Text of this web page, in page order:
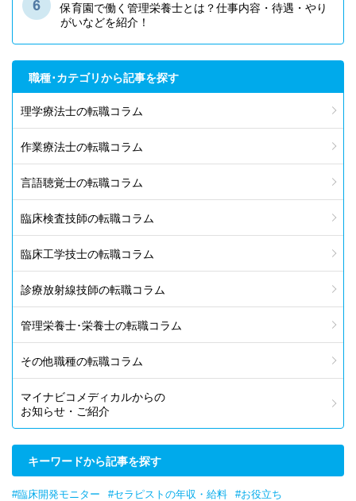
保育園で働く管理栄養士とは？仕事内容・待遇・やり
がいなどを紹介！
職種･カテゴリから記事を探す
理学療法士の転職コラム
作業療法士の転職コラム
言語聴覚士の転職コラム
臨床検査技師の転職コラム
臨床工学技士の転職コラム
診療放射線技師の転職コラム
管理栄養士･栄養士の転職コラム
その他職種の転職コラム
マイナビコメディカルからの
お知らせ・ご紹介
キーワードから記事を探す
#臨床開発モニター #セラピストの年収・給料
#お役立ち